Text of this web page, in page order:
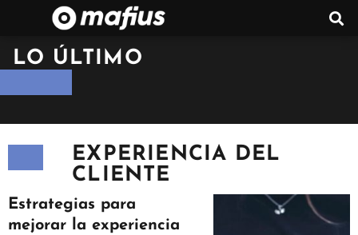
LO ÚLTIMO
EXPERIENCIA DEL
CLIENTE
Estrategias para
mejorar la experiencia